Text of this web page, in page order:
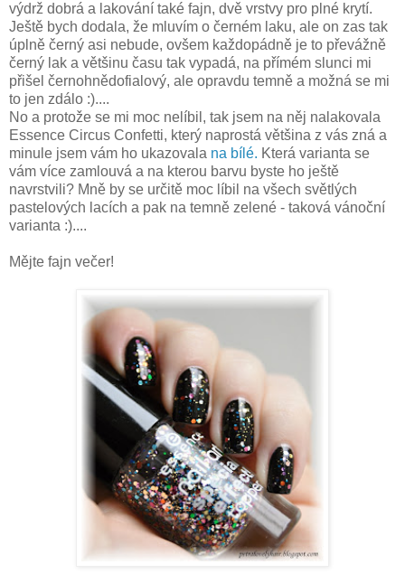
výdrž dobrá a lakování také fajn, dvě vrstvy pro plné krytí.
Ještě bych dodala, že mluvím o černém laku, ale on zas tak
úplně černý asi nebude, ovšem každopádně je to převážně
černý lak a většinu času tak vypadá, na přímém slunci mi
přišel černohnědofialový, ale opravdu temně a možná se mi
to jen zdálo :)....
No a protože se mi moc nelíbil, tak jsem na něj nalakovala
Essence Circus Confetti, který naprostá většina z vás zná a
minule jsem vám ho ukazovala na bílé. Která varianta se
vám více zamlouvá a na kterou barvu byste ho ještě
navrstvili? Mně by se určitě moc líbil na všech světlých
pastelových lacích a pak na temně zelené - taková vánoční
varianta :)....
Mějte fajn večer!